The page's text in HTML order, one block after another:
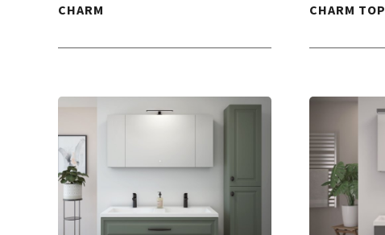
CHARM CHARM TOP